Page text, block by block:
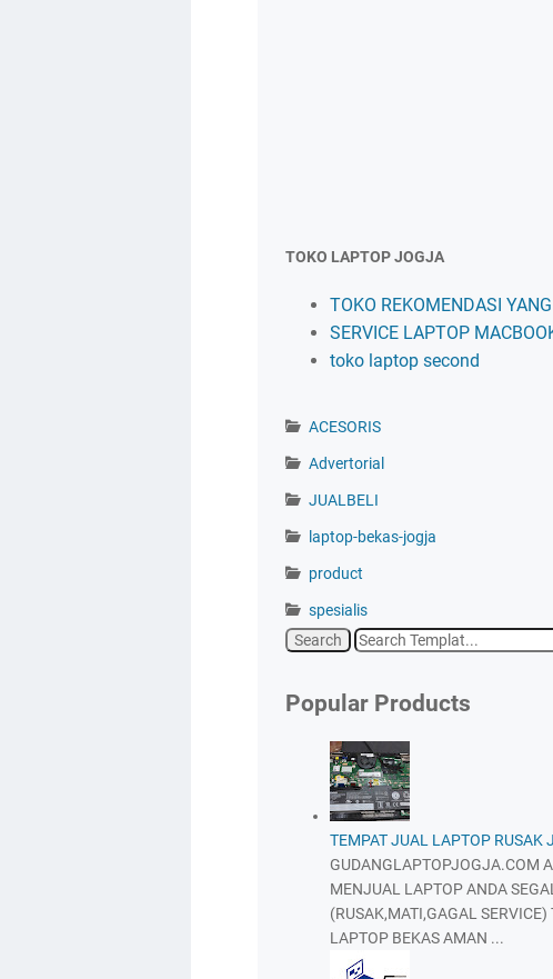
TOKO LAPTOP JOGJA
TOKO REKOMENDASI
SERVICE LAPTOP
toko laptop second
ACESORIS
Advertorial
JUALBELI
laptop-bekas-jogja
product
spesialis
Popular Products
TEMPAT JUAL LAPTOP RUSAK
GUDANGLAPTOPJOGJA.COM
MENJUAL LAPTOP ANDA
(RUSAK,MATI,GAGAL
LAPTOP BEKAS AMAN ...